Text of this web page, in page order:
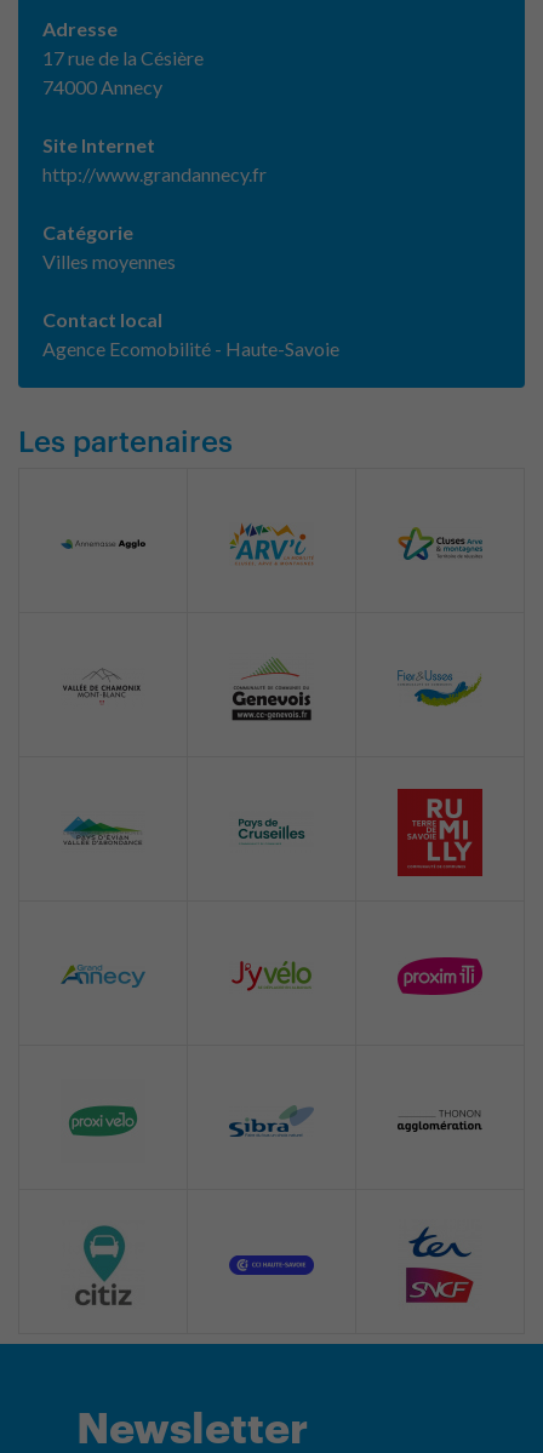
Adresse
17 rue de la Césière
74000 Annecy
Site Internet
http://www.grandannecy.fr
Catégorie
Villes moyennes
Contact local
Agence Ecomobilité - Haute-Savoie
Les partenaires
Newsletter